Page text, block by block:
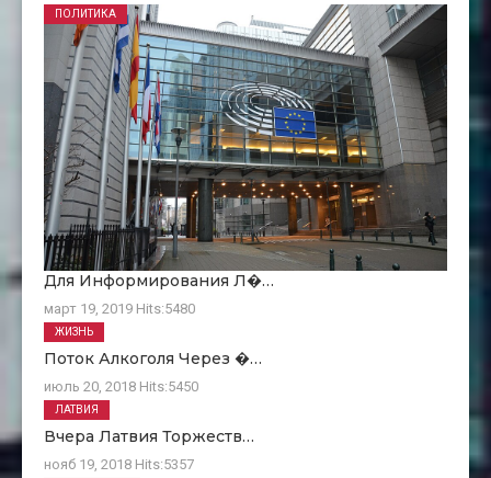
Для Информирования Л�…
март 19, 2019 Hits:5480
ПОЛИТИКА
Поток Алкоголя Через �…
июль 20, 2018 Hits:5450
ЖИЗНЬ
Вчера Латвия Торжеств…
нояб 19, 2018 Hits:5357
ЛАТВИЯ